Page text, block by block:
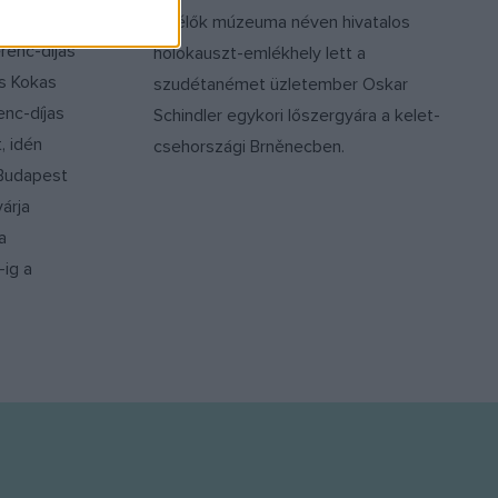
díjas
Kokas
díjas
idén
a
Túlélők múzeuma néven hivatalos
holokauszt-emlékhely lett a
szudétanémet üzletember Oskar
Schindler egykori lőszergyára a kelet-
csehországi Brněnecben.